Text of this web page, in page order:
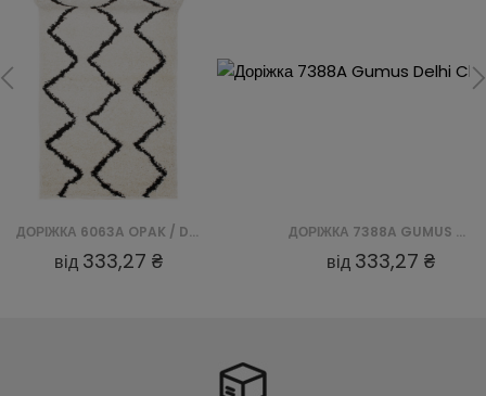
ДОРІЖКА 6063A OPAK / DELHI CHODNIK SFI - CZARNY
від 333,27 ₴
ДОРІЖКА 7388A GUMUS DELHI CHODNIK SFI
від 333,27 ₴